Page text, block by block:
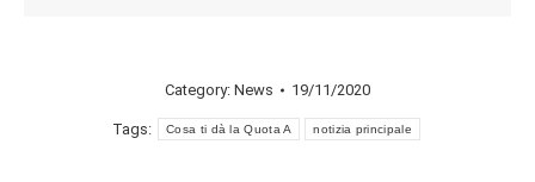
Category: News 19/11/2020
Tags: Cosa ti dà la Quota A notizia principale